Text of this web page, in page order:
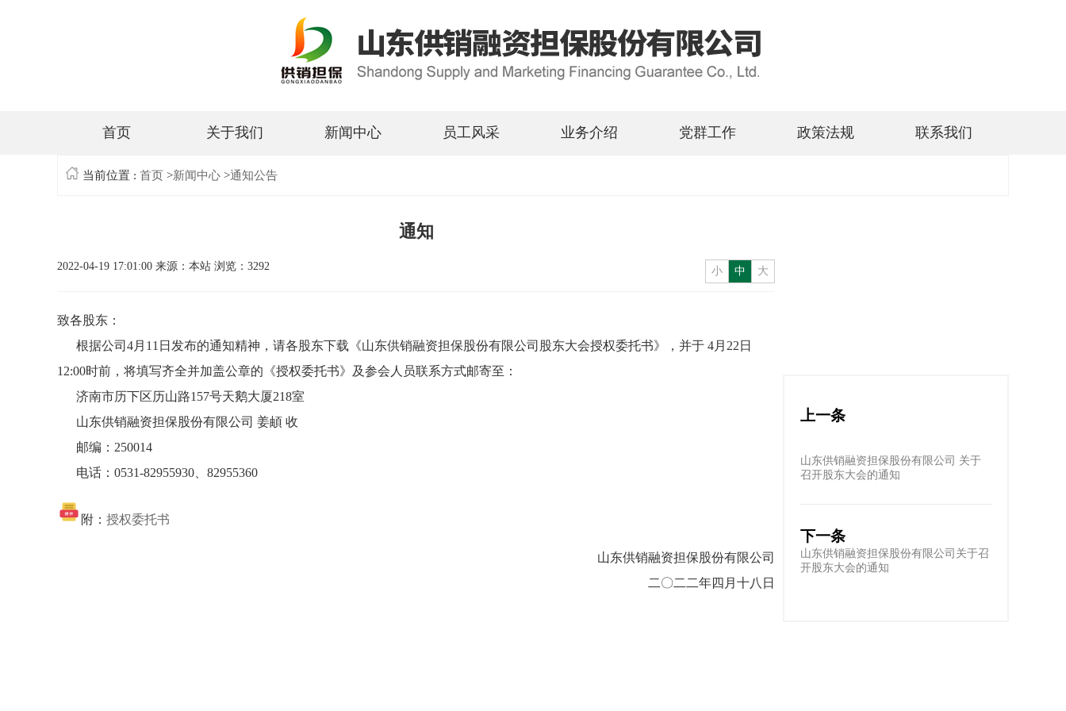
首页 关于我们 新闻中心 员工风采 业务介绍 党群工作 政策法规 联系我们
当前位置 : 首页 >新闻中心 >通知公告
通知
2022-04-19 17:01:00 来源：本站 浏览：3292 小 中 大
致各股东：
根据公司4月11日发布的通知精神，请各股东下载《山东供销融资担保股份有限公司股东大会授权委托书》，并于 4月22日
12:00时前，将填写齐全并加盖公章的《授权委托书》及参会人员联系方式邮寄至：
济南市历下区历山路157号天鹅大厦218室
山东供销融资担保股份有限公司 姜頔 收
邮编：250014
电话：0531-82955930、82955360
附： 授权委托书
山东供销融资担保股份有限公司
二〇二二年四月十八日
上一条
山东供销融资担保股份有限公司 关于
召开股东大会的通知
下一条
山东供销融资担保股份有限公司关于召
开股东大会的通知